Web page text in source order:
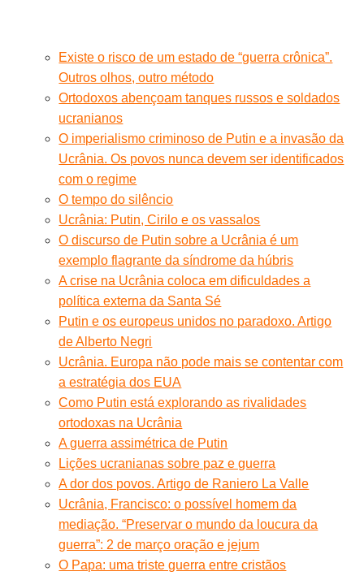
Existe o risco de um estado de “guerra crônica”.
Outros olhos, outro método
Ortodoxos abençoam tanques russos e soldados
ucranianos
O imperialismo criminoso de Putin e a invasão da
Ucrânia. Os povos nunca devem ser identificados
com o regime
O tempo do silêncio
Ucrânia: Putin, Cirilo e os vassalos
O discurso de Putin sobre a Ucrânia é um
exemplo flagrante da síndrome da húbris
A crise na Ucrânia coloca em dificuldades a
política externa da Santa Sé
Putin e os europeus unidos no paradoxo. Artigo
de Alberto Negri
Ucrânia. Europa não pode mais se contentar com
a estratégia dos EUA
Como Putin está explorando as rivalidades
ortodoxas na Ucrânia
A guerra assimétrica de Putin
Lições ucranianas sobre paz e guerra
A dor dos povos. Artigo de Raniero La Valle
Ucrânia, Francisco: o possível homem da
mediação. “Preservar o mundo da loucura da
guerra”: 2 de março oração e jejum
O Papa: uma triste guerra entre cristãos